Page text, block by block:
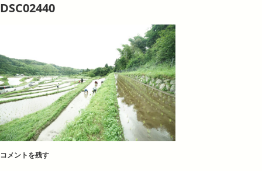
DSC02440
コメントを残す